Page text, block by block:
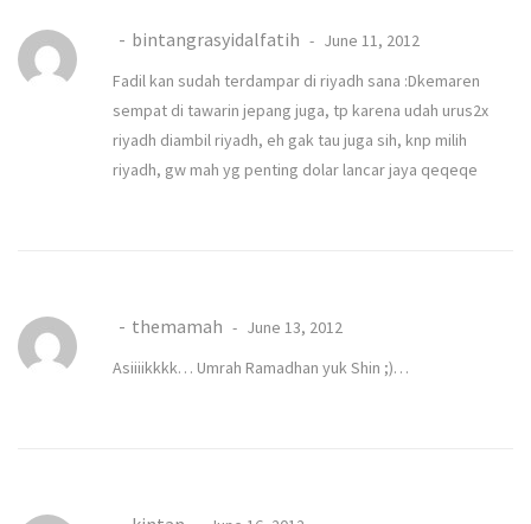
bintangrasyidalfatih
June 11, 2012
Fadil kan sudah terdampar di riyadh sana :Dkemaren
sempat di tawarin jepang juga, tp karena udah urus2x
riyadh diambil riyadh, eh gak tau juga sih, knp milih
riyadh, gw mah yg penting dolar lancar jaya qeqeqe
themamah
June 13, 2012
Asiiiikkkk… Umrah Ramadhan yuk Shin ;)…